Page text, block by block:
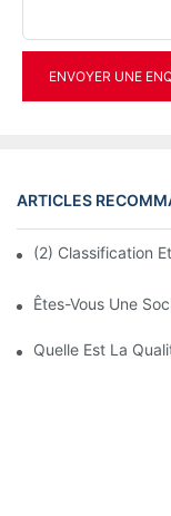
ENVOYER UNE
ARTICLES
(2) Classification
Êtes-Vous Une
Quelle Est La